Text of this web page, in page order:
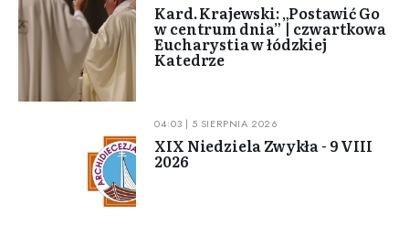
Kard. Krajewski: „Postawić Go
w centrum dnia” | czwartkowa
Eucharystia w łódzkiej
Katedrze
04:03 | 5 SIERPNIA 2026
XIX Niedziela Zwykła - 9 VIII
2026